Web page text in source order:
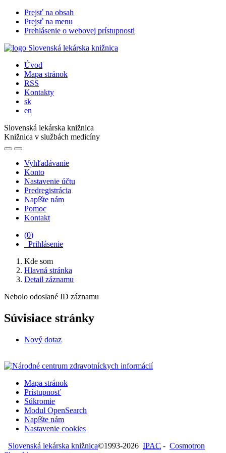
Prejsť na obsah
Prejsť na menu
Prehlásenie o webovej prístupnosti
Úvod
Mapa stránok
RSS
Kontakty
sk
en
Slovenská lekárska knižnica
Knižnica v službách medicíny
Vyhľadávanie
Konto
Nastavenie účtu
Predregistrácia
Napíšte nám
Pomoc
Kontakt
(0)
Prihlásenie
Kde som
Hlavná stránka
Detail záznamu
Nebolo odoslané ID záznamu
Súvisiace stránky
Nový dotaz
Mapa stránok
Prístupnosť
Súkromie
Modul OpenSearch
Napíšte nám
Nastavenie cookies
Slovenská lekárska knižnica©1993-2026 IPAC - Cosmotron